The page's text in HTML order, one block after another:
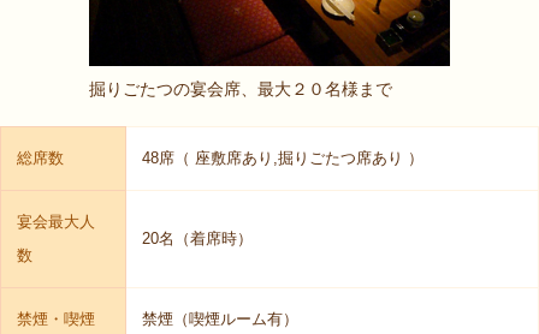
掘りごたつの宴会席、最大２０名様まで
総席数 48席（ 座敷席あり,掘りごたつ席あり ）
宴会最大人
数
20名（着席時）
禁煙・喫煙 禁煙（喫煙ルーム有）